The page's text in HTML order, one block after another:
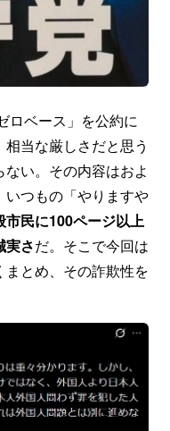
ロベース」を公約に
当な厳しさだと思う
い。その内容はおよ
つもの「やりますや
市民に100ページ以上
実さだ。そこで今回は
まとめ、その詐欺性を